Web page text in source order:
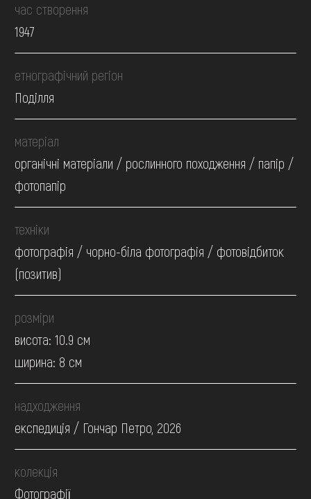
час створення
1947
етнографічний регіон
Поділля
матеріал
органічні матеріали / рослинного походження / папір /
фотопапір
техніки
фотографія / чорно-біла фотографія / фотовідбиток
(позитив)
розміри
висота: 10.9 см
ширина: 8 см
надходження
експедиція / Гончар Петро, 2026
колекція
Фотографії